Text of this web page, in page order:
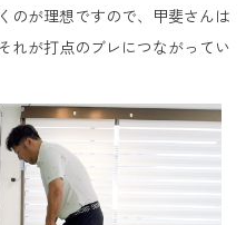
のが理想ですので、甲斐さんは
れが打点のブレにつながってい